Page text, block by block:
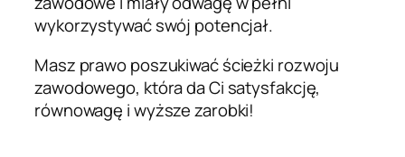
wykorzystywać swój potencjał.
Masz prawo poszukiwać ścieżki rozwoju
zawodowego, która da Ci satysfakcję,
równowagę i wyższe zarobki!